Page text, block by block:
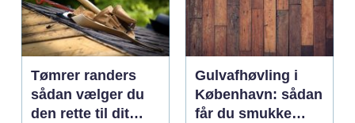
Tømrer randers
sådan vælger du
den rette til dit
Gulvafhøvling i
København: sådan
får du smukke